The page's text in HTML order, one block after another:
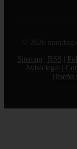
© 2026
Sitemap
RSS
Aviso legal
Diseño